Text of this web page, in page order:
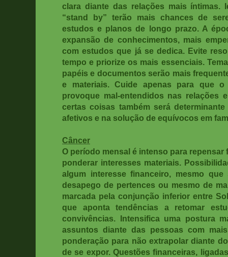
clara diante das relações mais íntimas.
“stand by” terão mais chances de
estudos e planos de longo prazo. A
expansão de conhecimentos, mais
com estudos que já se dedica. Evite
tempo e priorize os mais essenciais.
papéis e documentos serão mais
e materiais. Cuide apenas para que
provoque mal-entendidos nas relações
certas coisas também será
afetivos e na solução de equívocos em
Câncer
O período mensal é intenso para
ponderar interesses materiais.
algum interesse financeiro, mesmo
desapego de pertences ou mesmo de
marcada pela conjunção inferior entre
que aponta tendências a retomar
convivências. Intensifica uma postura
assuntos diante das pessoas com
ponderação para não extrapolar diante
de se expor. Questões financeiras,